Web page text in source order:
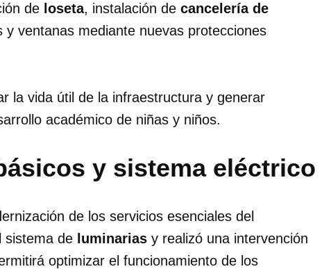
de loseta, instalación de cancelería de
ventanas mediante nuevas protecciones
la vida útil de la infraestructura y generar
académico de niñas y niños.
y sistema eléctrico
de los servicios esenciales del
sistema de luminarias y realizó una intervención
optimizar el funcionamiento de los